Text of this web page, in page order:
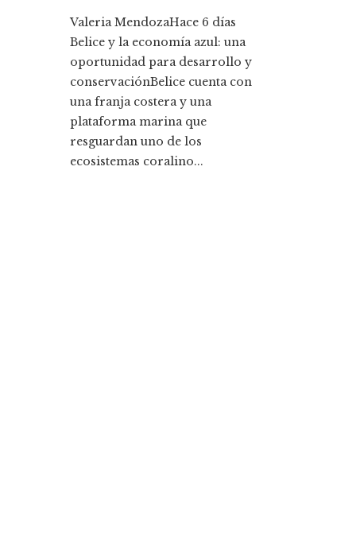
Valeria MendozaHace 6 días
Belice y la economía azul: una
oportunidad para desarrollo y
conservaciónBelice cuenta con
una franja costera y una
plataforma marina que
resguardan uno de los
ecosistemas coralino...